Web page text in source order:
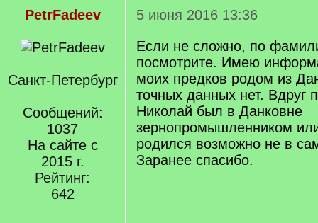
PetrFadeev
Санкт-Петербург
Сообщений:
1037
На сайте с
2015 г.
Рейтинг:
642
5 июня 2016 13:36
Если не сложно, по
посмотрите. Имею
моих предков родом из
точных данных нет. Вдруг
Николай был в Данковне
зернопромышленником
родился возможно не в
Заранее спасибо.